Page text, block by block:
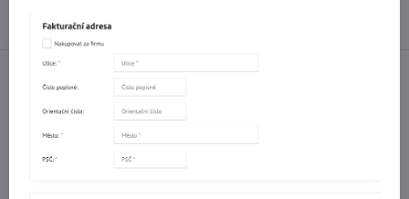
Diskuse 0
Facebook TwitterBluesky
Potřebujete poradit s objednávkou?
Kontaktujte nás: